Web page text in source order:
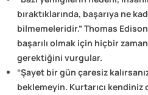
bıraktıklarında, başarıya ne
bilmemeleridir.” Thomas
başarılı olmak için hiçbir
gerektiğini vurgular.
“Şayet bir gün çaresiz
beklemeyin. Kurtarıcı kendiniz